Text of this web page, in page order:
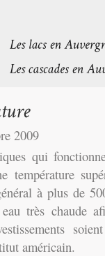
2009
qui
température
à plus de
très chaude
américain.